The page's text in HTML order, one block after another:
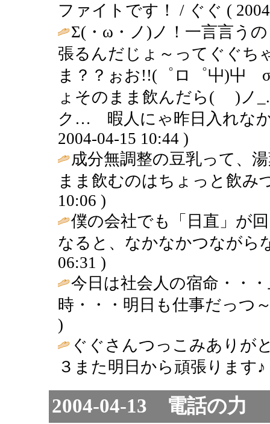
ファイトです！ / ぐぐ (
Σ(・ω・ノ)ノ！一言言う
張るんだじょ～ってぐぐち
ま？？ぉお!!(゜ロ゜屮)屮
ょそのまま飲んだら( )ノ
ク… 暇人にゃ昨日入れな
2004-04-15 10:44 )
成分無調整の豆乳って、
まま飲むのはちょっと飲み
10:06 )
僕の会社でも「日直」が
なると、なかなかつながら
06:31 )
今日は社会人の宿命・・
時・・・明日も仕事だっつ
)
ぐぐさんつっこみありが
３また明日から頑張ります
2004-04-13 電話の力